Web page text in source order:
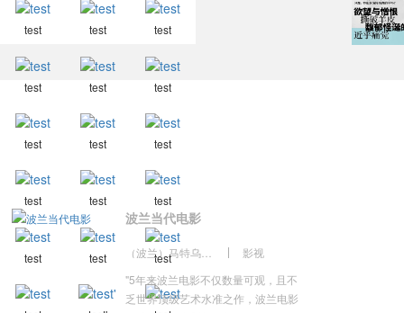
test test test
test test test
test test test
test test test
test test test
波兰当代电影
影视
"5年来波兰电影不仅数量可观，且不
乏世界顶级艺术水准之作，波兰电影